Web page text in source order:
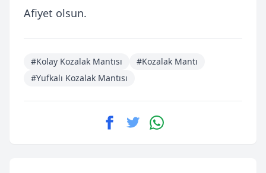
Afiyet olsun.
#Kolay Kozalak Mantısı
#Kozalak Mantı
#Yufkalı Kozalak Mantısı